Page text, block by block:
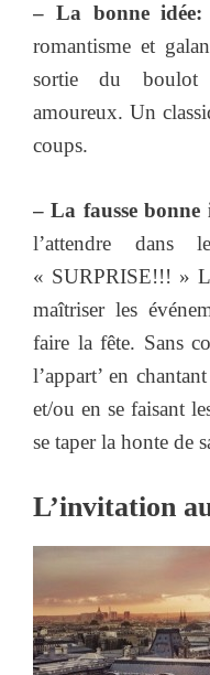
– La bonne idée:
romantisme et
sortie du boulot
amoureux. Un
coups.
– La fausse bonne
l’attendre
« SURPRISE!!! »
maîtriser les
faire la fête. Sans
l’appart’ en chantant
et/ou en se faisant
se taper la honte de
L’invitation